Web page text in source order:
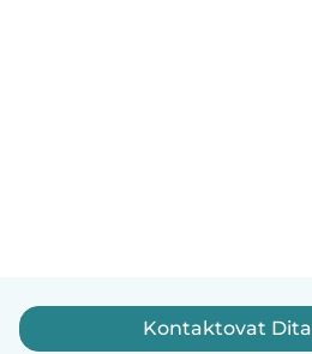
Kontaktovat Dita